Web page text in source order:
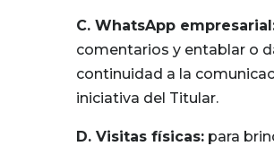
C. WhatsApp
comentarios y entablar o
continuidad a la
iniciativa del Titular.
D. Visitas físicas:para